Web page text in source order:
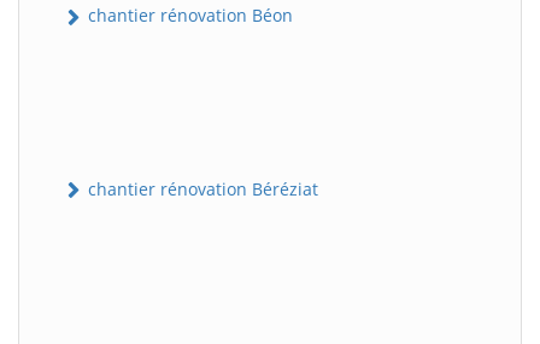
chantier rénovation Béon
chantier rénovation Béréziat